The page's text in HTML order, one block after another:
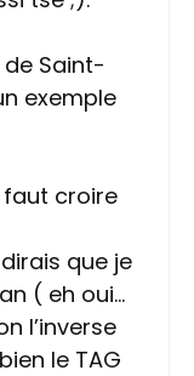
de Saint-
exemple
faut croire
que je
( eh oui…
l’inverse
le TAG